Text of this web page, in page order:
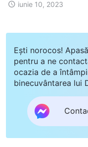
iunie 10, 2023
Ești norocos!
pentru a ne
ocazia de a
binecuvântarea lui